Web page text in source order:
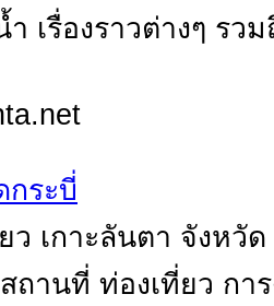
เรื่องราวต่างๆ ร
กระบี่
ว เกาะลันตา จังหวั
ถานที่ ท่องเที่ยว กา